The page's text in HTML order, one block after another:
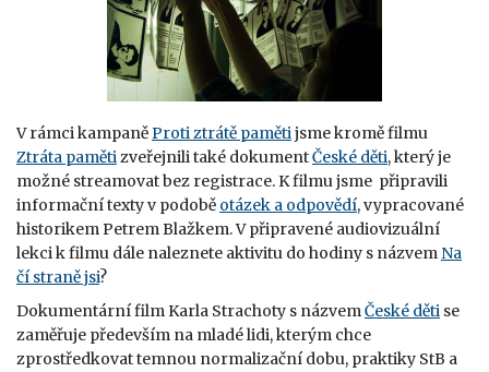
V rámci kampaněProti ztrátě pamětijsme kromě filmu
Ztráta pamětizveřejnili také dokumentČeské děti, který je
možné streamovat bez registrace. K filmu jsme připravili
informační texty v podobě otázek a odpovědí, vypracované
historikem Petrem Blažkem. V připravené audiovizuální
lekci k filmu dále naleznete aktivitu do hodiny s názvem Na
čí straně jsi?
Dokumentární film Karla Strachoty s názvemČeské děti se
zaměřuje především na mladé lidi, kterým chce
zprostředkovat temnou normalizační dobu, praktiky StB a